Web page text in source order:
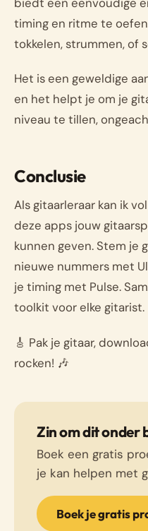
timing en ritme te
tokkelen, strummen, of
Het is een geweldige
en het helpt je om je
niveau te tillen,
Conclusie
Als gitaarleraar kan ik
deze apps jouw
kunnen geven. Stem je
nieuwe nummers met
je timing met Pulse.
toolkit voor elke gitarist.
🎸 Pak je gitaar,
rocken! 🎶
Zin om dit onder
Boek een gratis
je kan helpen met
Boek je gratis